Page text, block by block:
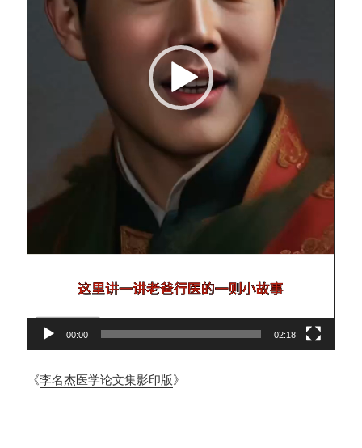
00:00 02:18
《李名杰医学论文集影印版》